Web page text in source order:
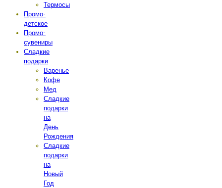
Термосы
Промо-
детское
Промо-
сувениры
Сладкие
подарки
Варенье
Кофе
Мед
Сладкие
подарки
на
День
Рождения
Сладкие
подарки
на
Новый
Год